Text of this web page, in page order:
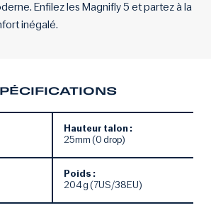
Enfilez les Magnifly 5 et partez à la
inégalé.
Hauteur talon :
25mm (0 drop)
Poids :
204 g (7US/38EU)